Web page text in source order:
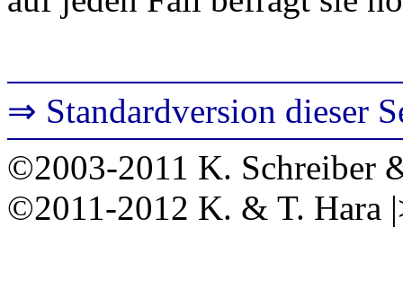
⇒ Standardversion dieser
©2003-2011 K. Schreiber
©2011-2012 K. & T. Hara